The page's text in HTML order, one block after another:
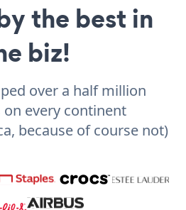
the best in
biz!
over a half million
on every continent
because of course not)